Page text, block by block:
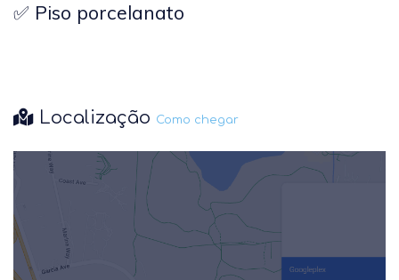
✅ Piso porcelanato
Localização Como chegar